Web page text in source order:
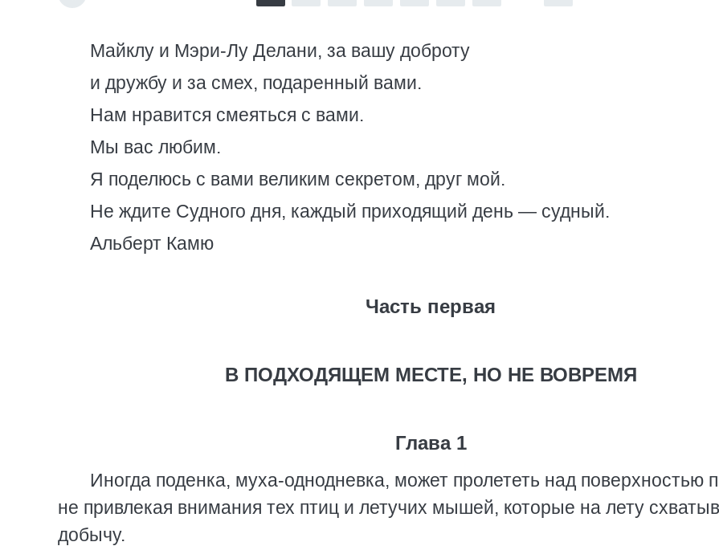
Майклу и Мэри-Лy Делани, за вашу доброту
и дружбу и за смех, подаренный вами.
Нам нравится смеяться с вами.
Мы вас любим.
Я поделюсь с вами великим секретом, друг мой.
Не ждите Судного дня, каждый приходящий день — судный.
Альберт Камю
Часть первая
В ПОДХОДЯЩЕМ МЕСТЕ, НО НЕ ВОВРЕМЯ
Глава 1
Иногда поденка, муха-однодневка, может пролететь над поверхностью
не привлекая внимания тех птиц и летучих мышей, которые на лету
добычу.